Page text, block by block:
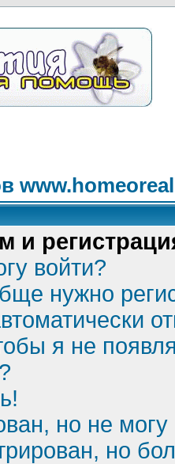
и
войти?
нужно
я не
но не могу
но